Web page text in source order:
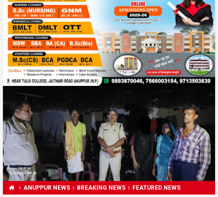
ANUPPUR NEWS BREAKING NEWS FEATURED NEWS